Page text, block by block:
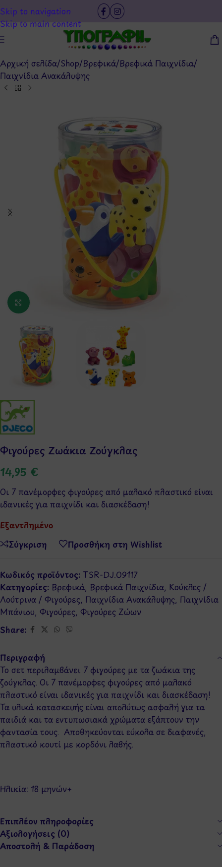
Skip to navigation
Skip to main content
Αρχική σελίδα/Shop/Βρεφικά/Βρεφικά Παιχνίδια/
Παιχνίδια Ανακάλυψης
Κάντε κλικ για μεγέθυνση
Φιγούρες Ζωάκια Ζούγκλας
14,95 €
Oι 7 πανέμορφες φιγούρες από μαλακό πλαστικό είναι
ιδανικές για παιχνίδι και διασκέδαση!
Εξαντλημένο
Σύγκριση
Προσθήκη στη Wishlist
Κωδικός προϊόντος: TSR-DJ.09117
Κατηγορίες: Βρεφικά, Βρεφικά Παιχνίδια, Κούκλες /
Λούτρινα / Φιγούρες, Παιχνίδια Ανακάλυψης, Παιχνίδια
Μπάνιου, Φιγούρες, Φιγούρες Ζώων
Share:
Περιγραφή
Το σετ περιλαμβάνει 7 φιγούρες με τα ζωάκια της
ζούγκλας. Oι 7 πανέμορφες φιγούρες από μαλακό
πλαστικό είναι ιδανικές για παιχνίδι και διασκέδαση!
Τα υλικά κατασκευής είναι απολύτως ασφαλή για τα
παιδιά και τα εντυπωσιακά χρώματα εξάπτουν την
φαντασία τους. Αποθηκεύονται εύκολα σε διαφανές,
πλαστικό κουτί με κορδόνι λαβής.
Ηλικία: 18 μηνών+
Επιπλέον πληροφορίες
Αξιολογήσεις (0)
Αποστολή & Παράδοση